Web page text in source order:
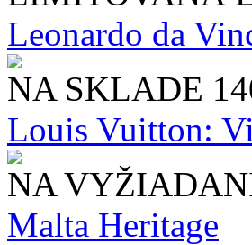
Leonardo da
NA SKLADE
Louis Vuitton:
NA
Malta Heritage